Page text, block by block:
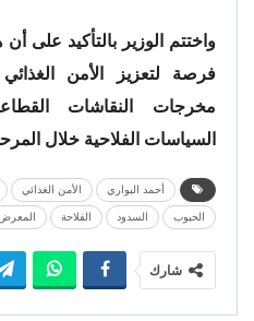
واختتم الوزير بالتأكيد على أن
فرصة لتعزيز الأمن
مخرجات النقاشات
السياسات الفلاحية خلال
أحمد البواري الأمن الغذائي
الحبوب السدود الفلاحة المعرض
شارك